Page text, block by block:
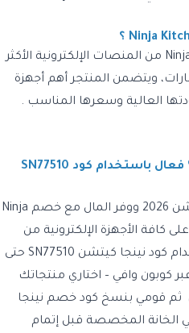
يُعد متجر نينجا كيتشن Ninja Kitchen من المنصات الإلكترونية الأكثر
ويتضمن المنتجر أهم أجهزة
العالية وسعرها المناسب .
ووفر المال مع خصم Ninja
11% وأكثر على كافة الأجهزة الإلكترونية من
كود نينجا كيتشن SN77510
حتى
كوبون وافي – اختاري منتجاتك
ثم قومي بنسخ كود خصم نينجا
الخانة المخصصة قبل إتمام